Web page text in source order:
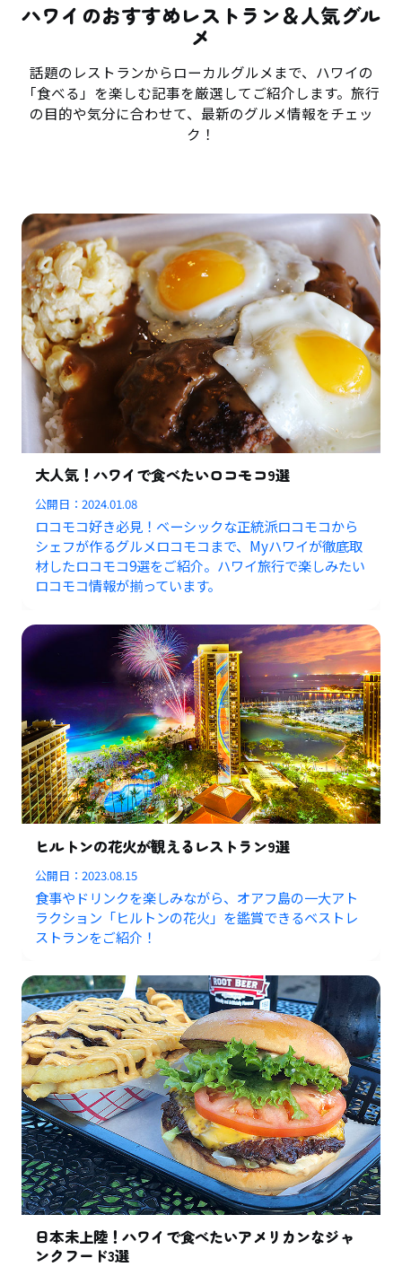
ハワイのおすすめレストラン＆人気グル
メ
話題のレストランからローカルグルメまで、ハワイの
「食べる」を楽しむ記事を厳選してご紹介します。旅行
の目的や気分に合わせて、最新のグルメ情報をチェッ
ク！
大人気！ハワイで食べたいロコモコ9選
公開日：2024.01.08
ロコモコ好き必見！ベーシックな正統派ロコモコから
シェフが作るグルメロコモコまで、Myハワイが徹底取
材したロコモコ9選をご紹介。ハワイ旅行で楽しみたい
ロコモコ情報が揃っています。
ヒルトンの花火が観えるレストラン9選
公開日：2023.08.15
食事やドリンクを楽しみながら、オアフ島の一大アト
ラクション「ヒルトンの花火」を鑑賞できるベストレ
ストランをご紹介！
日本未上陸！ハワイで食べたいアメリカンなジャ
ンクフード3選